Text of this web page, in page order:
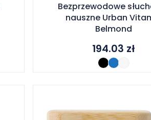
Bezprzewodowe
nauszne Urban
Belmond
194.03 zł